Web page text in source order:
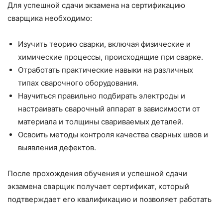
Для успешной сдачи экзамена на сертификацию
сварщика необходимо:
Изучить теорию сварки, включая физические и
химические процессы, происходящие при сварке.
Отработать практические навыки на различных
типах сварочного оборудования.
Научиться правильно подбирать электроды и
настраивать сварочный аппарат в зависимости от
материала и толщины свариваемых деталей.
Освоить методы контроля качества сварных швов и
выявления дефектов.
После прохождения обучения и успешной сдачи
экзамена сварщик получает сертификат, который
подтверждает его квалификацию и позволяет работать